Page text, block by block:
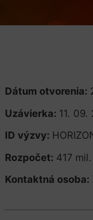
Dátum otvorenia:
Uzávierka: 11.
ID výzvy:
Rozpočet: 417
Kontaktná osoba: